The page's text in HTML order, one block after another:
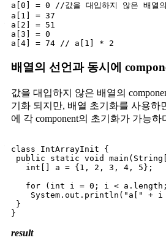
a[0] = 0 //값을 대입하지 않은 배열의
a[1] = 37
a[2] = 51
a[3] = 0
배열의 선언과 동시에
값을 대입하지 않은 배열의
기화 되지만, 배열 초기화를 사용하
에 각 component의 초기화가 가능하
class IntArrayInit {
public static void
   int[] a = {1, 2, 3, 4, 5};
for (int i = 0; i <
System.out.println("a[" + i
}
result